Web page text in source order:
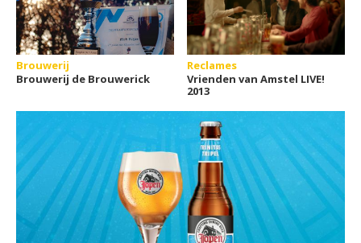
Brouwerij
Brouwerij de Brouwerick
Reclames
Vrienden van Amstel LIVE!
2013